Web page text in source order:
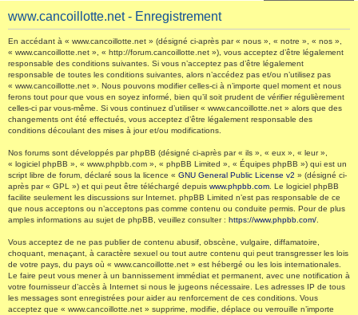
www.cancoillotte.net - Enregistrement
En accédant à « www.cancoillotte.net » (désigné ci-après par « nous », « notre », « nos »,
« www.cancoillotte.net », « http://forum.cancoillotte.net »), vous acceptez d’être légalement
responsable des conditions suivantes. Si vous n’acceptez pas d’être légalement
responsable de toutes les conditions suivantes, alors n’accédez pas et/ou n’utilisez pas
« www.cancoillotte.net ». Nous pouvons modifier celles-ci à n’importe quel moment et nous
ferons tout pour que vous en soyez informé, bien qu’il soit prudent de vérifier régulièrement
celles-ci par vous-même. Si vous continuez d’utiliser « www.cancoillotte.net » alors que des
changements ont été effectués, vous acceptez d’être légalement responsable des
conditions découlant des mises à jour et/ou modifications.
Nos forums sont développés par phpBB (désigné ci-après par « ils », « eux », « leur »,
« logiciel phpBB », « www.phpbb.com », « phpBB Limited », « Équipes phpBB ») qui est un
script libre de forum, déclaré sous la licence « GNU General Public License v2 » (désigné ci-
après par « GPL ») et qui peut être téléchargé depuis www.phpbb.com . Le logiciel phpBB
facilite seulement les discussions sur Internet. phpBB Limited n’est pas responsable de ce
que nous acceptons ou n’acceptons pas comme contenu ou conduite permis. Pour de plus
amples informations au sujet de phpBB, veuillez consulter : https://www.phpbb.com/
Vous acceptez de ne pas publier de contenu abusif, obscène, vulgaire, diffamatoire,
choquant, menaçant, à caractère sexuel ou tout autre contenu qui peut transgresser les lois
de votre pays, du pays où « www.cancoillotte.net » est hébergé ou les lois internationales.
Le faire peut vous mener à un bannissement immédiat et permanent, avec une notification à
votre fournisseur d’accès à Internet si nous le jugeons nécessaire. Les adresses IP de tous
les messages sont enregistrées pour aider au renforcement de ces conditions. Vous
acceptez que « www.cancoillotte.net » supprime, modifie, déplace ou verrouille n’importe